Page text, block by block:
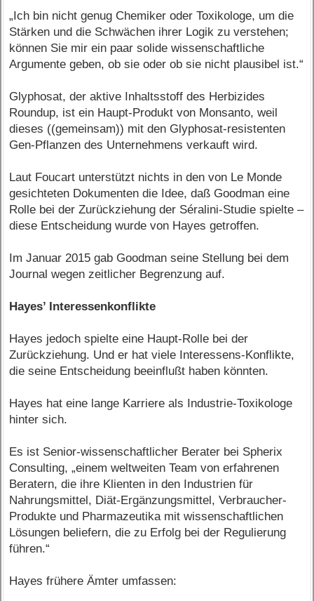
„Ich bin nicht genug Chemiker oder Toxikologe, um die
Stärken und die Schwächen ihrer Logik zu verstehen;
können Sie mir ein paar solide wissenschaftliche
Argumente geben, ob sie oder ob sie nicht plausibel ist.“
Glyphosat, der aktive Inhaltsstoff des Herbizides
Roundup, ist ein Haupt-Produkt von Monsanto, weil
dieses ((gemeinsam)) mit den Glyphosat-resistenten
Gen-Pflanzen des Unternehmens verkauft wird.
Laut Foucart unterstützt nichts in den von Le Monde
gesichteten Dokumenten die Idee, daß Goodman eine
Rolle bei der Zurückziehung der Séralini-Studie spielte –
diese Entscheidung wurde von Hayes getroffen.
Im Januar 2015 gab Goodman seine Stellung bei dem
Journal wegen zeitlicher Begrenzung auf.
Hayes’ Interessenkonflikte
Hayes jedoch spielte eine Haupt-Rolle bei der
Zurückziehung. Und er hat viele Interessens-Konflikte,
die seine Entscheidung beeinflußt haben könnten.
Hayes hat eine lange Karriere als Industrie-Toxikologe
hinter sich.
Es ist Senior-wissenschaftlicher Berater bei Spherix
Consulting, „einem weltweiten Team von erfahrenen
Beratern, die ihre Klienten in den Industrien für
Nahrungsmittel, Diät-Ergänzungsmittel, Verbraucher-
Produkte und Pharmazeutika mit wissenschaftlichen
Lösungen beliefern, die zu Erfolg bei der Regulierung
führen.“
Hayes frühere Ämter umfassen: